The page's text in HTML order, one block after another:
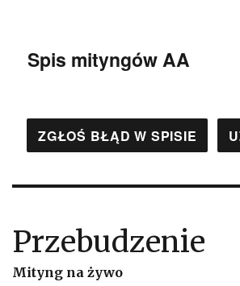
Spis mityngów AA
ZGŁOŚ BŁĄD W SPISIE
Przebudzenie
Mityng na żywo